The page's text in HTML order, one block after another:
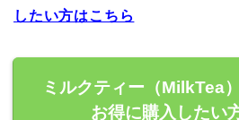
したい方はこちら
ミルクティー（MilkTea
お得に購入したい